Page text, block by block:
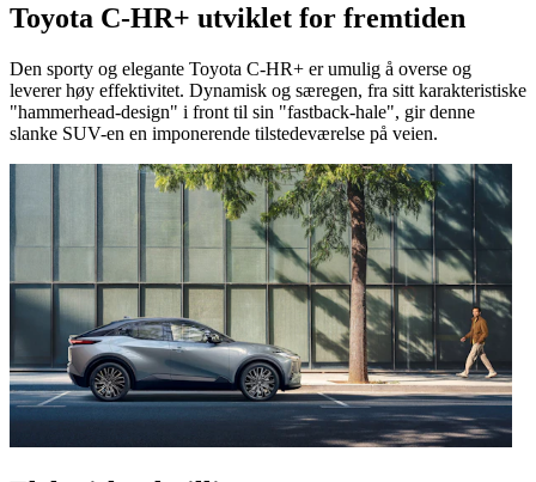
Toyota C-HR+ utviklet for fremtiden
Den sporty og elegante Toyota C-HR+ er umulig å overse og
leverer høy effektivitet. Dynamisk og særegen, fra sitt karakteristiske
"hammerhead-design" i front til sin "fastback-hale", gir denne
slanke SUV-en en imponerende tilstedeværelse på veien.